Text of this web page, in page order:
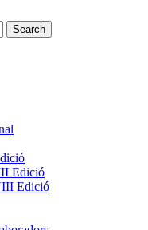
Edició
Edició